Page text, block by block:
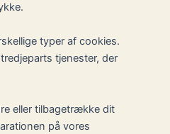
typer af cookies.
tjenester, der
eller tilbagetrække dit
på vores